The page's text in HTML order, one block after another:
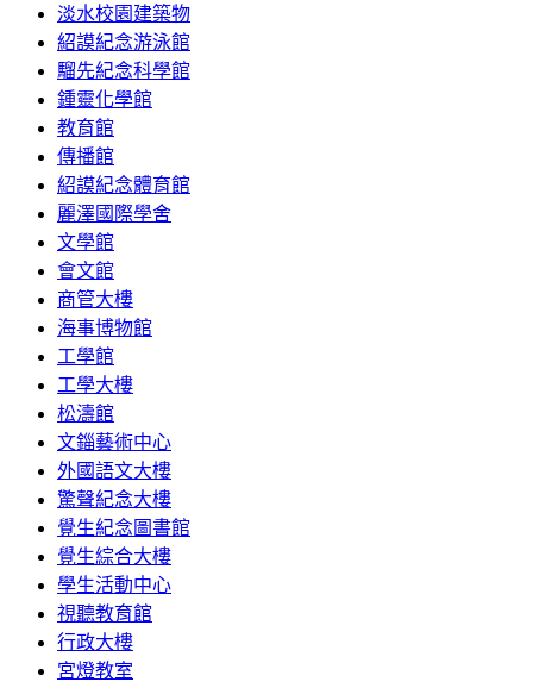
淡水校園建築物
紹謨紀念游泳館
騮先紀念科學館
鍾靈化學館
教育館
傳播館
紹謨紀念體育館
麗澤國際學舍
文學館
會文館
商管大樓
海事博物館
工學館
工學大樓
松濤館
文錙藝術中心
外國語文大樓
驚聲紀念大樓
覺生紀念圖書館
覺生綜合大樓
學生活動中心
視聽教育館
行政大樓
宮燈教室